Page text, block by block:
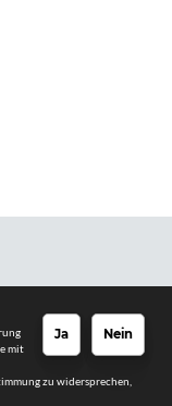
Nein
Ja
mit
zu widersprechen,